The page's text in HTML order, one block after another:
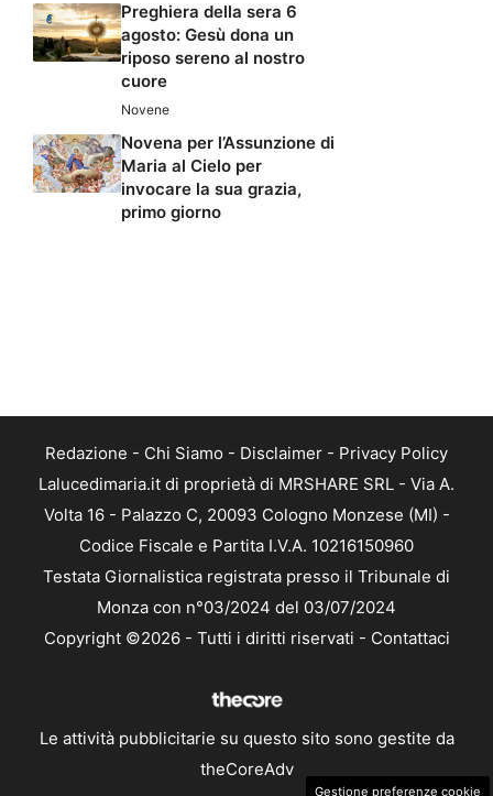
Preghiera della sera 6
agosto: Gesù dona un
riposo sereno al nostro
cuore
Novene
Novena per l’Assunzione di
Maria al Cielo per
invocare la sua grazia,
primo giorno
Redazione - Chi Siamo - Disclaimer - Privacy Policy
Lalucedimaria.it di proprietà di MRSHARE SRL - Via A.
Volta 16 - Palazzo C, 20093 Cologno Monzese (MI) -
Codice Fiscale e Partita I.V.A. 10216150960
Testata Giornalistica registrata presso il Tribunale di
Monza con n°03/2024 del 03/07/2024
Copyright ©2026 - Tutti i diritti riservati - Contattaci
Le attività pubblicitarie su questo sito sono gestite da
theCoreAdv
Gestione preferenze cookie